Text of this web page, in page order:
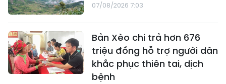
07/08/2026 7:03
Bản Xèo chi trả hơn 676
triệu đồng hỗ trợ người dân
khắc phục thiên tai, dịch
bệnh